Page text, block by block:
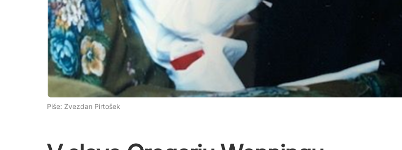
Piše: Zvezdan Pirtošek